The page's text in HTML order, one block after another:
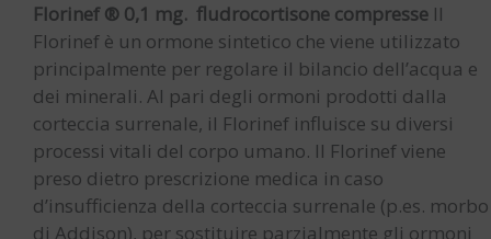
Florinef ® 0,1 mg. fludrocortisone compresse Il
Florinef è un ormone sintetico che viene utilizzato
principalmente per regolare il bilancio dell’acqua e
dei minerali. Al pari degli ormoni prodotti dalla
corteccia surrenale, il Florinef influisce su diversi
processi vitali del corpo umano. Il Florinef viene
preso dietro prescrizione medica in caso
d’insufficienza della corteccia surrenale (p.es. morbo
di Addison), per sostituire parzialmente gli ormoni